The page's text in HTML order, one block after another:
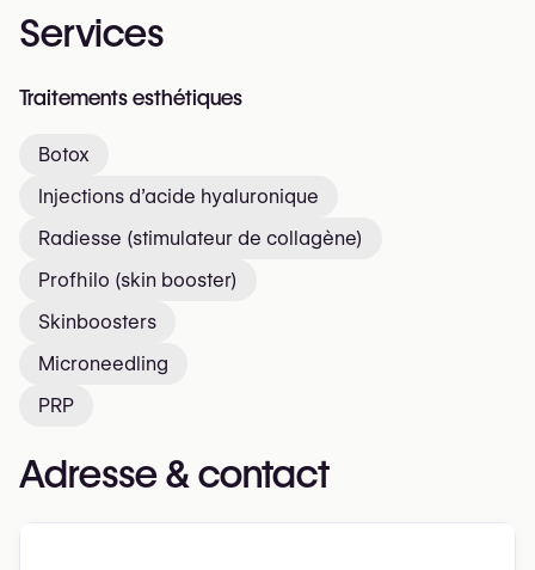
Services
Traitements esthétiques
Botox
Injections d’acide hyaluronique
Radiesse (stimulateur de collagène)
Profhilo (skin booster)
Skinboosters
Microneedling
PRP
Adresse & contact